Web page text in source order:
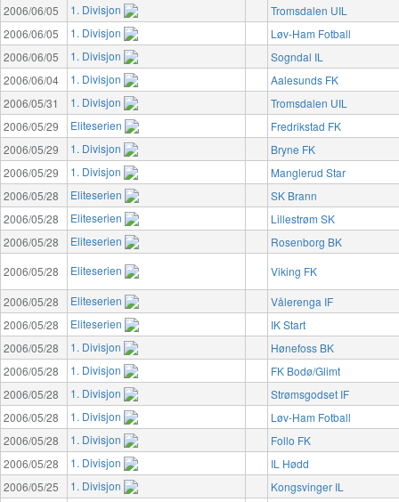
2006/06/05
1. Divisjon
Tromsdalen UIL
2006/06/05
1. Divisjon
Løv-Ham Fotball
2006/06/05
1. Divisjon
Sogndal IL
2006/06/04
1. Divisjon
Aalesunds FK
2006/05/31
1. Divisjon
Tromsdalen UIL
2006/05/29
Eliteserien
Fredrikstad FK
2006/05/29
1. Divisjon
Bryne FK
2006/05/29
1. Divisjon
Manglerud Star
2006/05/28
Eliteserien
SK Brann
2006/05/28
Eliteserien
Lillestrøm SK
2006/05/28
Eliteserien
Rosenborg BK
2006/05/28
Eliteserien
Viking FK
2006/05/28
Eliteserien
Vålerenga IF
2006/05/28
Eliteserien
IK Start
2006/05/28
1. Divisjon
Hønefoss BK
2006/05/28
1. Divisjon
FK Bodø/Glimt
2006/05/28
1. Divisjon
Strømsgodset IF
2006/05/28
1. Divisjon
Løv-Ham Fotball
2006/05/28
1. Divisjon
Follo FK
2006/05/28
1. Divisjon
IL Hødd
2006/05/25
1. Divisjon
Kongsvinger IL